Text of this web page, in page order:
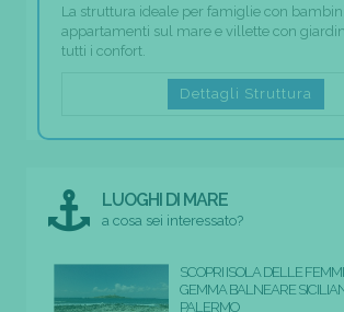
La struttura ideale per famiglie con
appartamenti sul mare e villette con
tutti i confort.
Dettagli Struttura
LUOGHI DI MARE
a cosa sei interessato?
SCOPRI ISOLA DELLE
GEMMA BALNEARE
PALERMO